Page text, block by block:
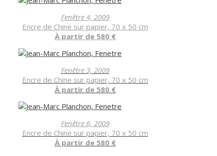
Fenêtre 4, 2009
Encre de Chine sur papier, 70 x 50 cm
À partir de 580 €
Fenêtre 3, 2009
Encre de Chine sur papier, 70 x 50 cm
À partir de 580 €
Fenêtre 6, 2009
Encre de Chine sur papier, 70 x 50 cm
À partir de 580 €